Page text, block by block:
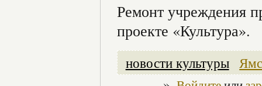
Ремонт учреждения
проекте «Культура».
новости культуры